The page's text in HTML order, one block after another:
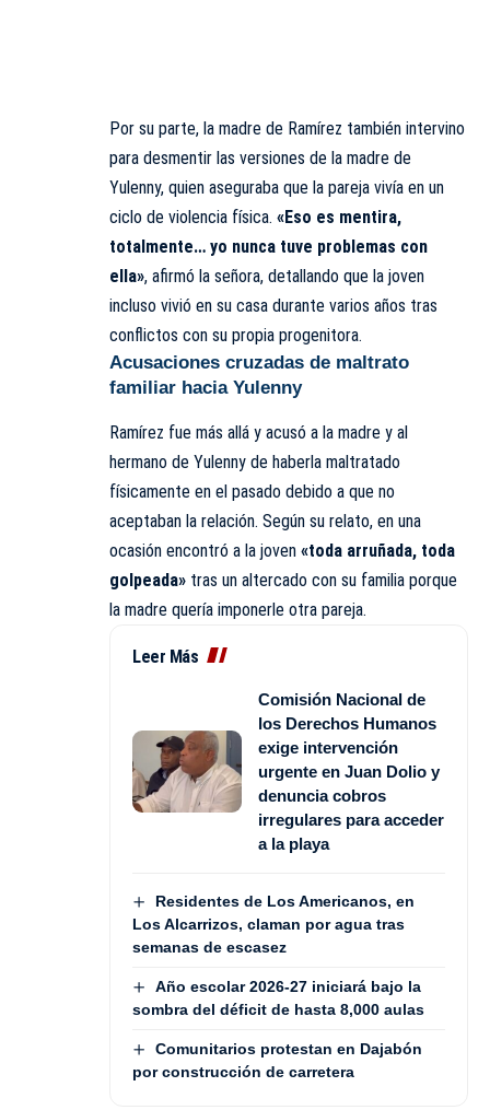
Por su parte, la madre de Ramírez también intervino
para desmentir las versiones de la madre de
Yulenny, quien aseguraba que la pareja vivía en un
ciclo de violencia física. «Eso es mentira,
totalmente… yo nunca tuve problemas con
ella», afirmó la señora, detallando que la joven
incluso vivió en su casa durante varios años tras
conflictos con su propia progenitora.
Acusaciones cruzadas de maltrato
familiar hacia Yulenny
Ramírez fue más allá y acusó a la madre y al
hermano de Yulenny de haberla maltratado
físicamente en el pasado debido a que no
aceptaban la relación. Según su relato, en una
ocasión encontró a la joven «toda arruñada, toda
golpeada» tras un altercado con su familia porque
la madre quería imponerle otra pareja.
Leer Más
Comisión Nacional de
los Derechos Humanos
exige intervención
urgente en Juan Dolio y
denuncia cobros
irregulares para acceder
a la playa
Residentes de Los Americanos, en
Los Alcarrizos, claman por agua tras
semanas de escasez
Año escolar 2026-27 iniciará bajo la
sombra del déficit de hasta 8,000 aulas
Comunitarios protestan en Dajabón
por construcción de carretera